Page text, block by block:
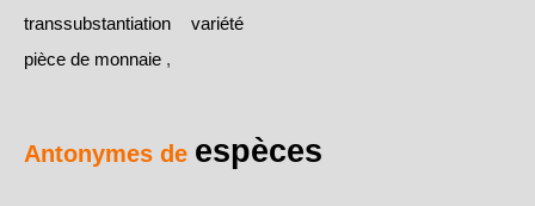
transsubstantiation
variété
pièce de monnaie ,
Antonymes de espèces